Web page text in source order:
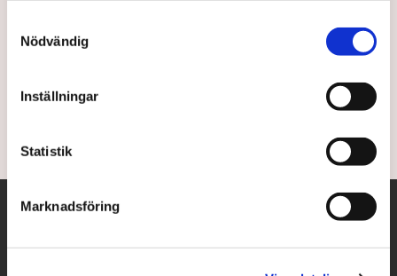
Nödvändig
Inställningar
Statistik
Marknadsföring
Stockholms hamnar storsatsar 15 miljoner kronor
för att locka finländare till Sverige. ”Vi vill ge resandet
Andersson, vd för Stockholms hamnar till DN.